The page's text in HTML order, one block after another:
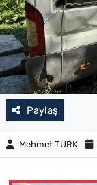
Paylaş
Mehmet TÜRK